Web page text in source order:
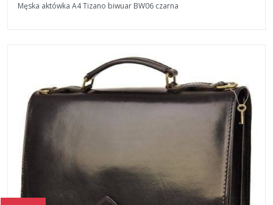
Męska aktówka A4 Tizano biwuar BW06 czarna